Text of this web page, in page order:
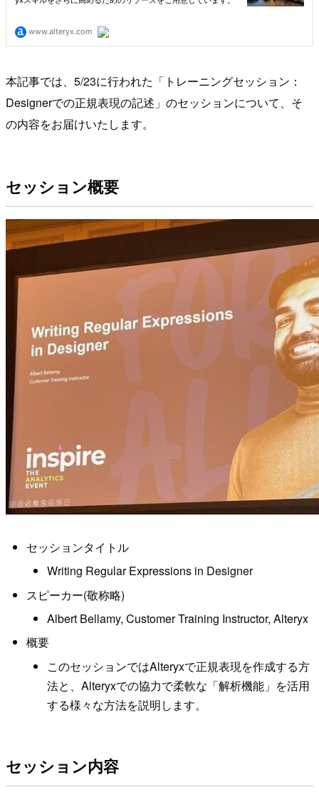
本記事では、5/23に行われた「トレーニングセッション：
Designerでの正規表現の記述」のセッションについて、そ
の内容をお届けいたします。
セッション概要
セッションタイトル
Writing Regular Expressions in Designer
スピーカー(敬称略)
Albert Bellamy, Customer Training Instructor, Alteryx
概要
このセッションではAlteryxで正規表現を作成する方
法と、Alteryxでの協力で柔軟な「解析機能」を活用
する様々な方法を説明します。
セッション内容